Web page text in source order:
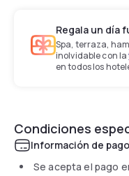
Regala un día
Spa, terraza,
inolvidable con la
en todos los
Condiciones
Información de pago
Se acepta el pago